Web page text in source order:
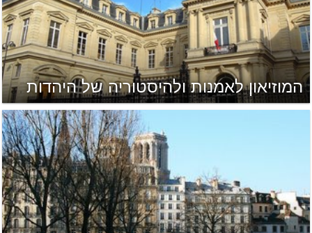
המוזיאון לאמנות ולהיסטוריה של היהדות